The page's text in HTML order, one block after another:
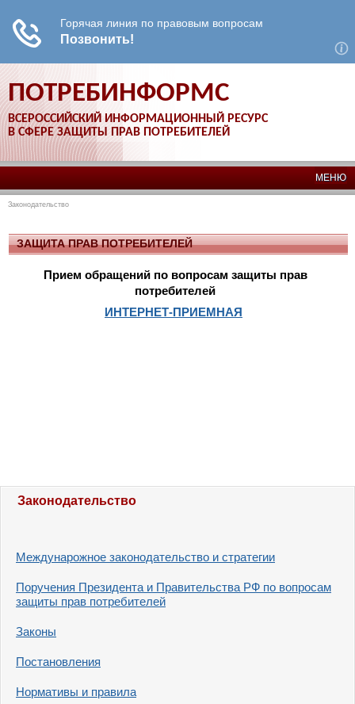
ПОТРЕБИНФОРМС
ВСЕРОССИЙСКИЙ ИНФОРМАЦИОННЫЙ РЕСУРС
В СФЕРЕ ЗАЩИТЫ ПРАВ ПОТРЕБИТЕЛЕЙ
МЕНЮ
Законодательство
ЗАЩИТА ПРАВ ПОТРЕБИТЕЛЕЙ
Прием обращений по вопросам защиты прав
потребителей
ИНТЕРНЕТ-ПРИЕМНАЯ
Законодательство
Междунарожное законодательство и стратегии
Поручения Президента и Правительства РФ по вопросам
защиты прав потребителей
Законы
Постановления
Нормативы и правила